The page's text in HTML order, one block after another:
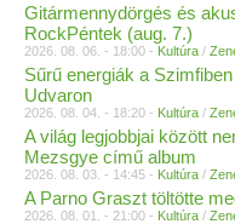
Gitármennydörgés és
RockPéntek (aug. 7.)
2026. 08. 06. - 18:00 - Kultúra /
Sűrű energiák a
Udvaron
2026. 08. 04. - 18:20 - Kultúra /
A világ legjobbjai között
Mezsgye című album
2026. 08. 03. - 14:45 - Kultúra /
A Parno Graszt töltötte
2026. 08. 01. - 21:00 - Kultúra /